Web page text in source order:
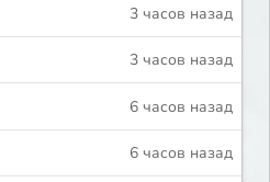
3 часов назад
3 часов назад
6 часов назад
6 часов назад